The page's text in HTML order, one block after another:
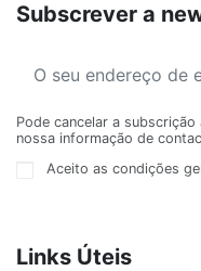
Subscrever a
Pode cancelar a
nossa informação de
Aceito as condições
Links Úteis